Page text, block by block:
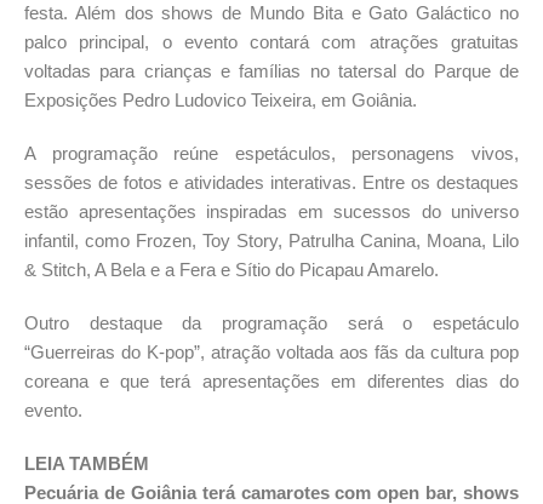
festa. Além dos shows de Mundo Bita e Gato Galáctico no
palco principal, o evento contará com atrações gratuitas
voltadas para crianças e famílias no tatersal do Parque de
Exposições Pedro Ludovico Teixeira, em Goiânia.
A programação reúne espetáculos, personagens vivos,
sessões de fotos e atividades interativas. Entre os destaques
estão apresentações inspiradas em sucessos do universo
infantil, como Frozen, Toy Story, Patrulha Canina, Moana, Lilo
& Stitch, A Bela e a Fera e Sítio do Picapau Amarelo.
Outro destaque da programação será o espetáculo
“Guerreiras do K-pop”, atração voltada aos fãs da cultura pop
coreana e que terá apresentações em diferentes dias do
evento.
LEIA TAMBÉM
Pecuária de Goiânia terá camarotes com open bar, shows